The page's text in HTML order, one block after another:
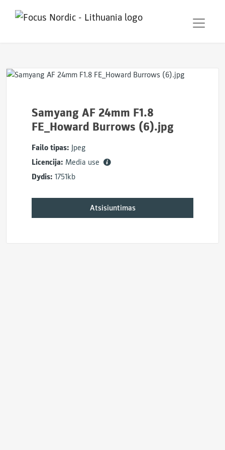
Samyang AF 24mm F1.8
FE_Howard Burrows (6).jpg
Failo tipas: Jpeg
Licencija: Media use
Dydis: 1751kb
Atsisiuntimas